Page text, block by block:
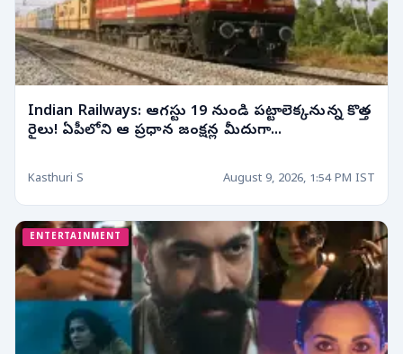
Indian Railways: ఆగస్టు 19 నుండి పట్టాలెక్కనున్న కొత్త
రైలు! ఏపీలోని ఆ ప్రధాన జంక్షన్ల మీదుగా...
Kasthuri S August 9, 2026, 1:54 PM IST
ENTERTAINMENT